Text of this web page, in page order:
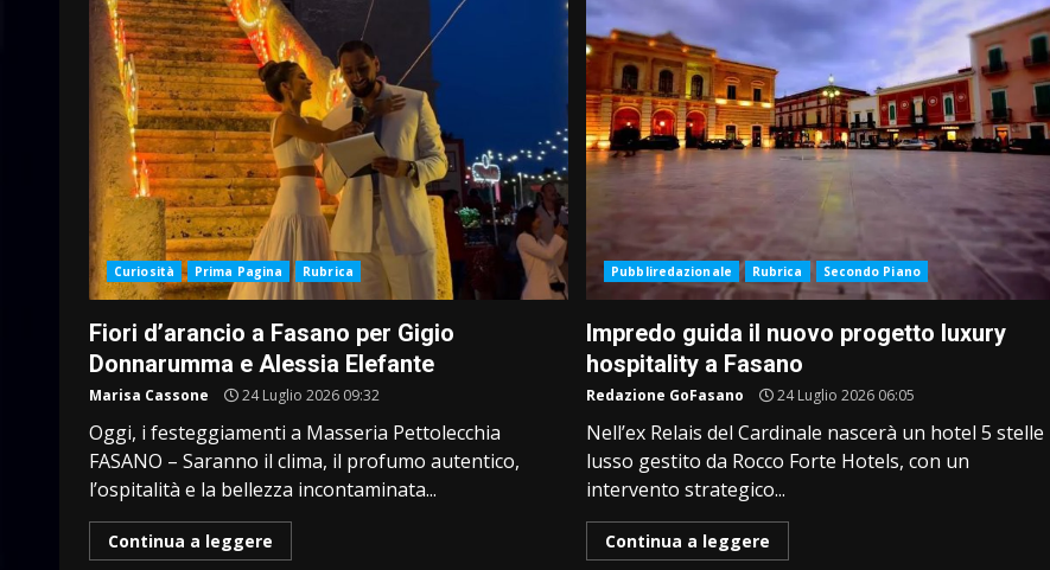
Curiosità Prima Pagina Rubrica
Fiori d’arancio a Fasano per Gigio
Donnarumma e Alessia Elefante
Marisa Cassone 24 Luglio 2026 09:32
Oggi, i festeggiamenti a Masseria Pettolecchia
FASANO – Saranno il clima, il profumo autentico,
l’ospitalità e la bellezza incontaminata...
Continua a leggere
Pubbliredazionale Rubrica Secondo Piano
Impredo guida il nuovo progetto luxury
hospitality a Fasano
Redazione GoFasano 24 Luglio 2026 06:05
Nell’ex Relais del Cardinale nascerà un hotel 5 stelle
lusso gestito da Rocco Forte Hotels, con un
intervento strategico...
Continua a leggere